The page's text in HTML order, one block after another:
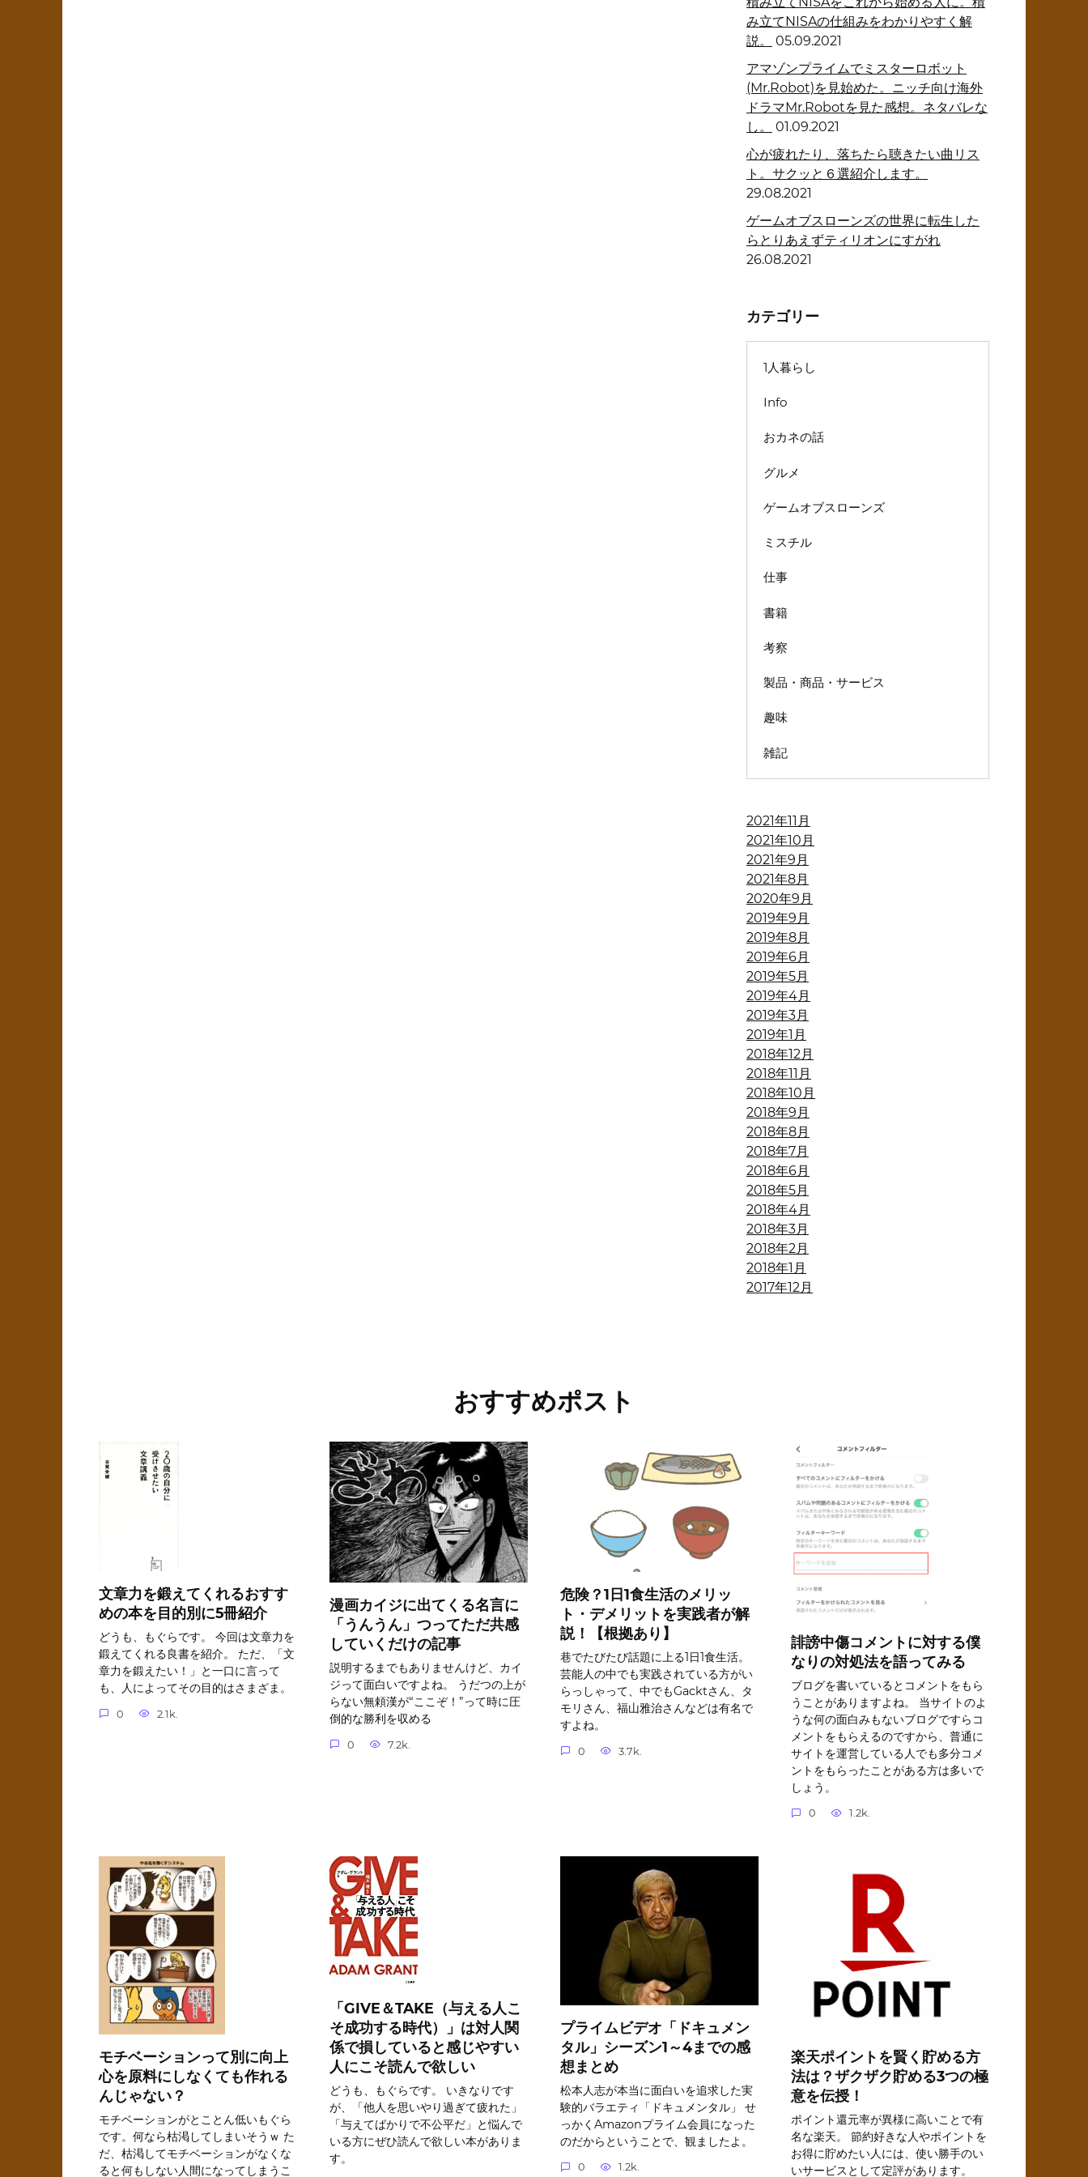
み立てNISAの仕組みをわかりやすく解
説。
05.09.2021
アマゾンプライムでミスターロボット
(Mr.Robot)を見始めた。ニッチ向け海外
ドラマMr.Robotを見た感想。ネタバレな
し。
01.09.2021
心が疲れたり、落ちたら聴きたい曲リス
ト。サクッと６選紹介します。
29.08.2021
ゲームオブスローンズの世界に転生した
らとりあえずティリオンにすがれ
26.08.2021
カテゴリー
1人暮らし
Info
おカネの話
グルメ
ゲームオブスローンズ
ミスチル
仕事
書籍
考察
製品・商品・サービス
趣味
雑記
2021年11月
2021年10月
2021年9月
2021年8月
2020年9月
2019年9月
2019年8月
2019年6月
2019年5月
2019年4月
2019年3月
2019年1月
2018年12月
2018年11月
2018年10月
2018年9月
2018年8月
2018年7月
2018年6月
2018年5月
2018年4月
2018年3月
2018年2月
2018年1月
2017年12月
おすすめポスト
文章力を鍛えてくれるおすす
めの本を目的別に5冊紹介
どうも、もぐらです。 今回は文章力を
鍛えてくれる良書を紹介。 ただ、「文
章力を鍛えたい！」と一口に言って
も、人によってその目的はさまざま。
0 2.1k.
漫画カイジに出てくる名言に
「うんうん」つってただ共感
していくだけの記事
説明するまでもありませんけど、カイ
ジって面白いですよね。 うだつの上が
らない無頼漢が“ここぞ！”って時に圧
倒的な勝利を収める
0 7.2k.
危険？1日1食生活のメリッ
ト・デメリットを実践者が解
説！【根拠あり】
巷でたびたび話題に上る1日1食生活。
芸能人の中でも実践されている方がい
らっしゃって、中でもGacktさん、タ
モリさん、福山雅治さんなどは有名で
すよね。
0 3.7k.
誹謗中傷コメントに対する僕
なりの対処法を語ってみる
ブログを書いているとコメントをもら
うことがありますよね。 当サイトのよ
うな何の面白みもないブログですらコ
メントをもらえるのですから、普通に
サイトを運営している人でも多分コメ
ントをもらったことがある方は多いで
しょう。
0 1.2k.
モチベーションって別に向上
心を原料にしなくても作れる
んじゃない？
モチベーションがとことん低いもぐら
です。何なら枯渇してしまいそうｗ た
だ、枯渇してモチベーションがなくな
ると何もしない人間になってしまうこ
「GIVE＆TAKE（与える人こ
そ成功する時代）」は対人関
係で損していると感じやすい
人にこそ読んで欲しい
どうも、もぐらです。 いきなりです
が、「他人を思いやり過ぎて疲れた」
「与えてばかりで不公平だ」と悩んで
いる方にぜひ読んで欲しい本がありま
す。
プライムビデオ「ドキュメン
タル」シーズン1～4までの感
想まとめ
松本人志が本当に面白いを追求した実
験的バラエティ「ドキュメンタル」 せ
っかくAmazonプライム会員になった
のだからということで、観ましたよ。
0 1.2k.
楽天ポイントを賢く貯める方
法は？ザクザク貯める3つの極
意を伝授！
ポイント還元率が異様に高いことで有
名な楽天。 節約好きな人やポイントを
お得に貯めたい人には、使い勝手のい
いサービスとして定評があります。